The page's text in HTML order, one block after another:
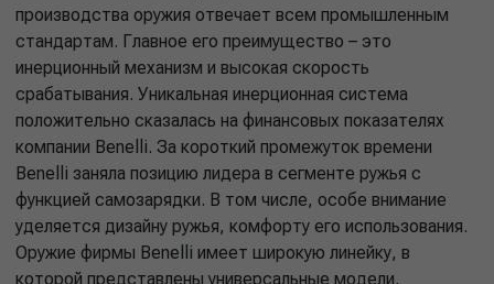
производства оружия отвечает всем промышленным
стандартам. Главное его преимущество – это
инерционный механизм и высокая скорость
срабатывания. Уникальная инерционная система
положительно сказалась на финансовых показателях
компании Benelli. За короткий промежуток времени
Benelli заняла позицию лидера в сегменте ружья с
функцией самозарядки. В том числе, особе внимание
уделяется дизайну ружья, комфорту его использования.
Оружие фирмы Benelli имеет широкую линейку, в
которой представлены универсальные модели,